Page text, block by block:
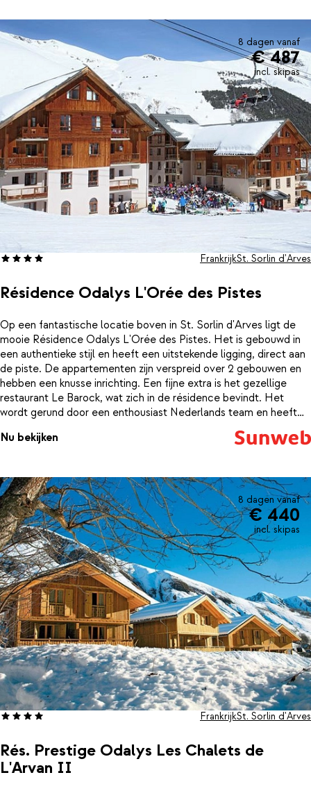
8 dagen vanaf
€ 487
incl. skipas
Résidence Odalys L'Orée des Pistes
FrankrijkSt. Sorlin d'Arves
Op een fantastische locatie boven in St. Sorlin d'Arves ligt de
mooie Résidence Odalys L'Orée des Pistes. Het is gebouwd in
een authentieke stijl en heeft een uitstekende ligging, direct aan
de piste. De appartementen zijn verspreid over 2 gebouwen en
hebben een knusse inrichting. Een fijne extra is het gezellige
restaurant Le Barock, wat zich in de résidence bevindt. Het
wordt gerund door een enthousiast Nederlands team en heeft
geweest te zijn, kun je hier lekker neerploffen en kun je zelfs een
Nu bekijken
8 dagen vanaf
€ 440
incl. skipas
Rés. Prestige Odalys Les Chalets de
L'Arvan II
FrankrijkSt. Sorlin d'Arves